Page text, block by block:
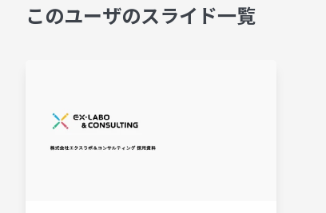
このユーザのスライド一覧